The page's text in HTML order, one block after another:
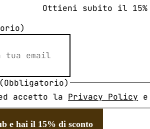
Ottieni subito il 15%
(Obbligatorio)
accetto la Privacy Policy